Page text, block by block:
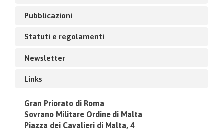
Pubblicazioni
Statuti e regolamenti
Newsletter
Links
Gran Priorato di Roma
Sovrano Militare Ordine di Malta
Piazza dei Cavalieri di Malta, 4